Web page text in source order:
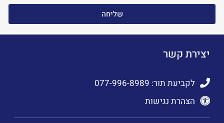
שליחה
יצירת קשר
לקביעת תור: 077-996-8989
הצהרת נגישות